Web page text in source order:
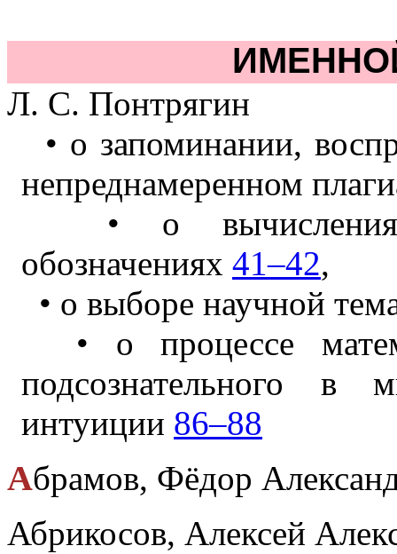
Л. С. Понтрягин
• о запоминании,
непреднамеренном
• о вычислениях
обозначениях 41–42,
• о выборе научной
• о процессе
подсознательного в
интуиции 86–88
Абрамов, Фёдор
Абрикосов, Алексей